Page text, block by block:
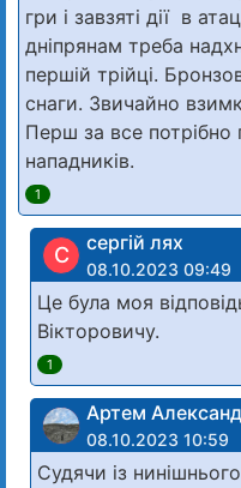
гри і завзяті дії в
дніпрянам треба
першій трійці.
снаги. Звичайно
Перш за все
нападників.
1
С сергій лях
08.10.2023 09:49
Це була моя
Вікторовичу.
1
Артем
08.10.2023 10:59
Судячи із